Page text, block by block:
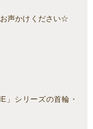
声かけください☆
」シリーズの首輪・